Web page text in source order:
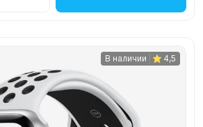
В наличии 4,5